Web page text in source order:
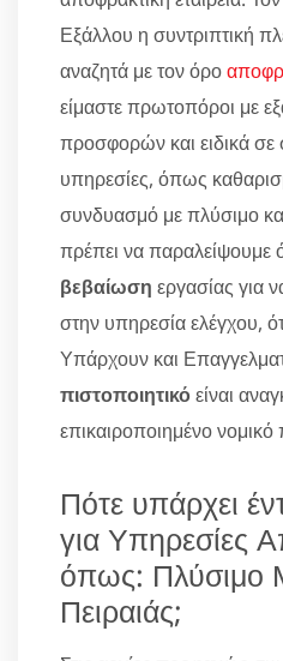
Εξάλλου η συντριπτική
αναζητά με τον όρο
είμαστε πρωτοπόροι με
προσφορών και ειδικά σε
υπηρεσίες, όπως
συνδυασμό με πλύσιμο
πρέπει να παραλείψουμε
βεβαίωση εργασίας για
στην υπηρεσία ελέγχου,
Υπάρχουν και
πιστοποιητικόείναι
επικαιροποιημένο νομικό
Πότε υπάρχει
για Υπηρεσίες
όπως: Πλύσιμο
Πειραιάς;